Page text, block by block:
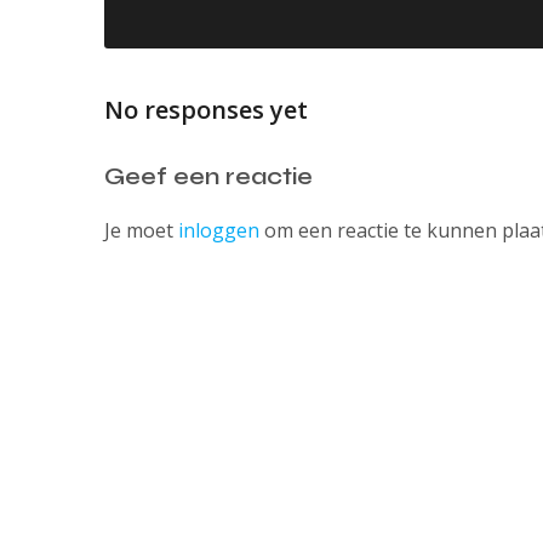
No responses yet
Geef een reactie
Je moet inloggen om een reactie te kunnen